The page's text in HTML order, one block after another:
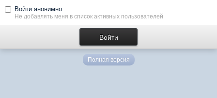
Войти анонимно
Не добавлять меня в список активных пользователей
Полная версия